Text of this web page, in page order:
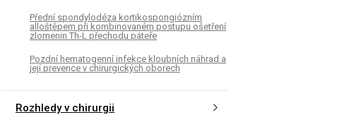
Venózní trauma v desetiletém
ošetřených na chirurgické klinice
IPVZ na Bulovce
Přední spondylodéza kortikospongiózním
alloštěpem při kombinovaném postupu ošetření
zlomenin Th-L přechodu páteře
Pozdní hematogenní infekce kloubních náhrad a
její prevence v chirurgických oborech
Rozhledy v chirurgii